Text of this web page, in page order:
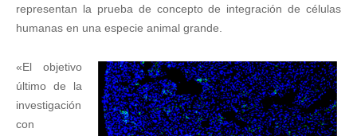
representan la prueba de concepto de integración de células
humanas en una especie animal grande.
«El objetivo
último de la
investigación
con